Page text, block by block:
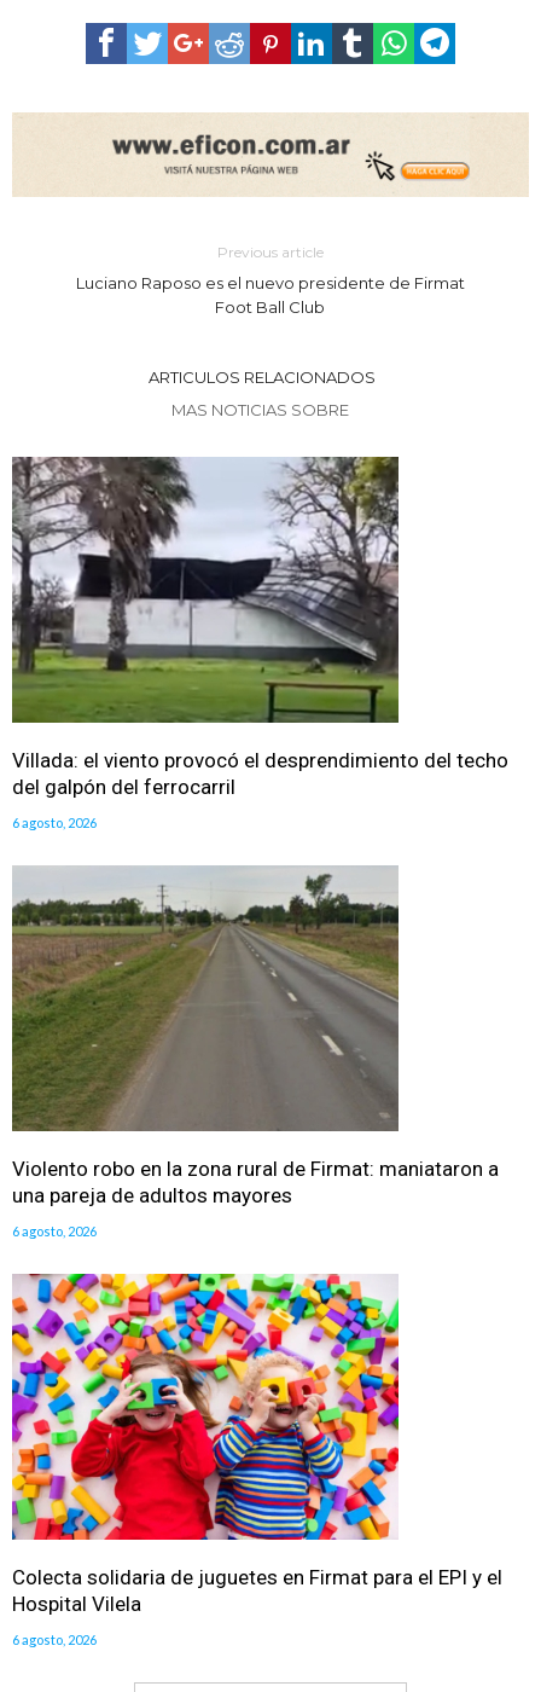
Previous article
Luciano Raposo es el nuevo presidente de Firmat
Foot Ball Club
ARTICULOS RELACIONADOS
MAS NOTICIAS SOBRE
Villada: el viento provocó el desprendimiento del techo
del galpón del ferrocarril
6 agosto, 2026
Violento robo en la zona rural de Firmat: maniataron a
una pareja de adultos mayores
6 agosto, 2026
Colecta solidaria de juguetes en Firmat para el EPI y el
Hospital Vilela
6 agosto, 2026